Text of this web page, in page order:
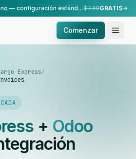
Configuración llave en mano — configuración estándar, realizada por nuestro equipo.$149GRATIS
Comenzar
Express/
+ Odoo